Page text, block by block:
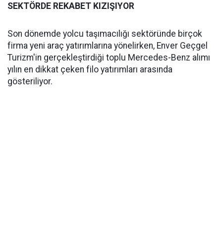
SEKTÖRDE REKABET KIZIŞIYOR
Son dönemde yolcu taşımacılığı sektöründe birçok
firma yeni araç yatırımlarına yönelirken, Enver Geçgel
Turizm'in gerçekleştirdiği toplu Mercedes-Benz alımı
yılın en dikkat çeken filo yatırımları arasında
gösteriliyor.